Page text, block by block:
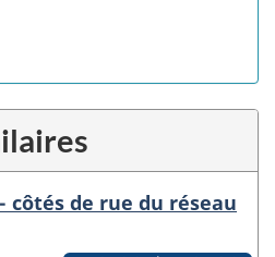
côtés de rue du réseau